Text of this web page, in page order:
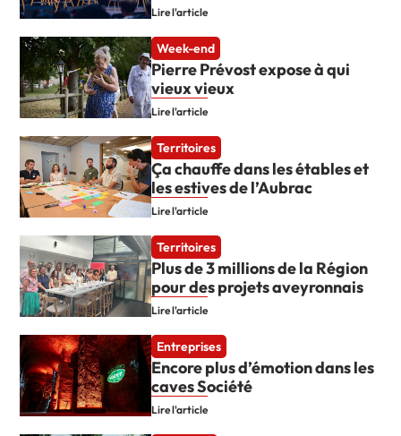
Lire l'article
Week-end
Pierre Prévost expose à qui
vieux vieux
Lire l'article
Territoires
Ça chauffe dans les étables et
les estives de l’Aubrac
Lire l'article
Territoires
Plus de 3 millions de la Région
pour des projets aveyronnais
Lire l'article
Entreprises
Encore plus d’émotion dans les
caves Société
Lire l'article